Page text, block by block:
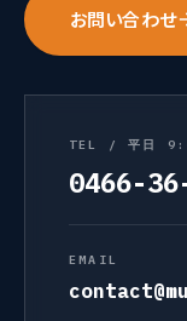
お問い合わせ
TEL / 平日
0466-
EMAIL